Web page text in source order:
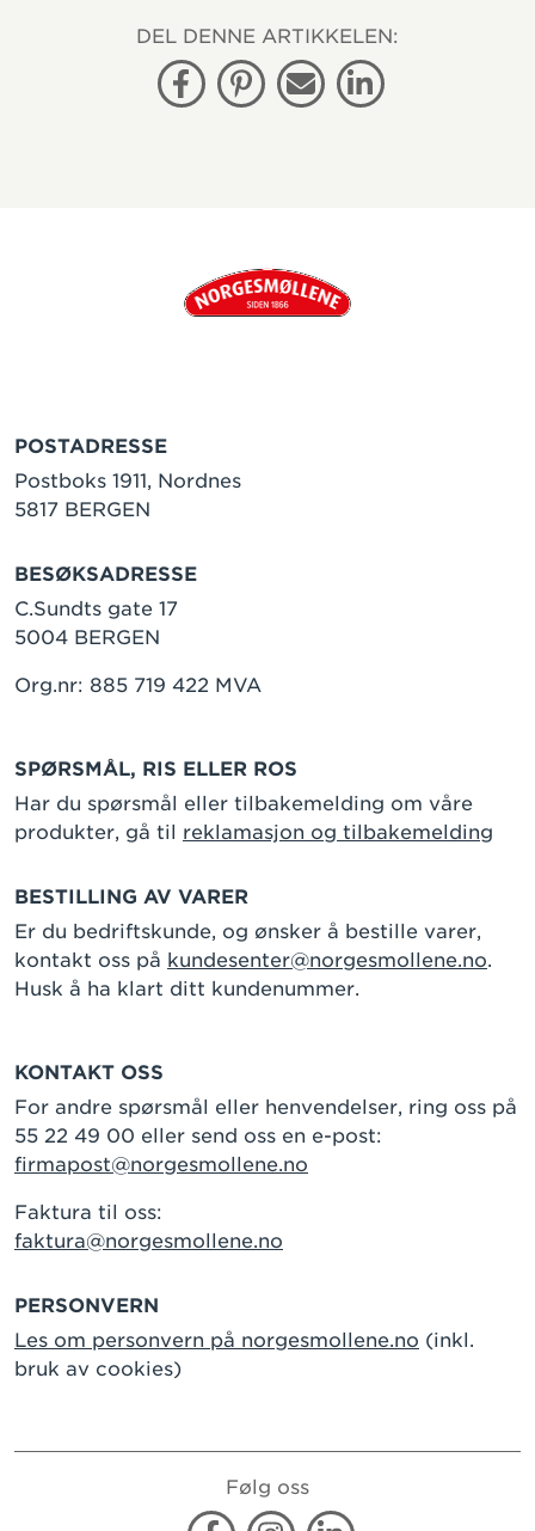
DEL DENNE ARTIKKELEN:
FacebookPinterestE-postLinkedin
POSTADRESSE
Postboks 1911, Nordnes
5817 BERGEN
BESØKSADRESSE
C.Sundts gate 17
5004 BERGEN
Org.nr: 885 719 422 MVA
SPØRSMÅL, RIS ELLER ROS
Har du spørsmål eller tilbakemelding om våre
produkter, gå til reklamasjon og tilbakemelding
BESTILLING AV VARER
Er du bedriftskunde, og ønsker å bestille varer,
kontakt oss på kundesenter@norgesmollene.no.
Husk å ha klart ditt kundenummer.
KONTAKT OSS
For andre spørsmål eller henvendelser, ring oss på
55 22 49 00 eller send oss en e-post:
firmapost@norgesmollene.no
Faktura til oss:
faktura@norgesmollene.no
PERSONVERN
Les om personvern på norgesmollene.no (inkl.
bruk av cookies)
Følg oss